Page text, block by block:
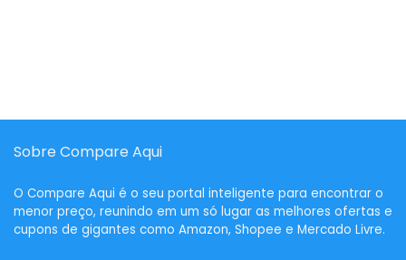
Sobre Compare Aqui
O Compare Aqui é o seu portal inteligente para encontrar o
menor preço, reunindo em um só lugar as melhores ofertas e
cupons de gigantes como Amazon, Shopee e Mercado Livre.